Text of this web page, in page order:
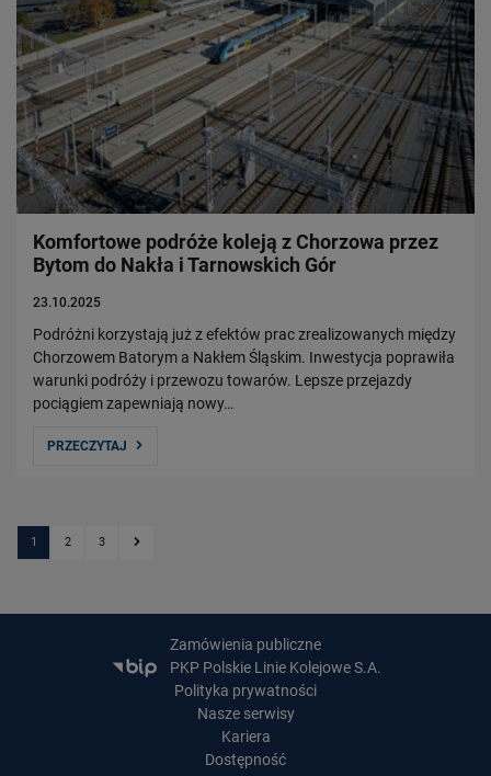
Komfortowe podróże koleją z Chorzowa przez
Bytom do Nakła i Tarnowskich Gór
23.10.2025
Podróżni korzystają już z efektów prac zrealizowanych między
Chorzowem Batorym a Nakłem Śląskim. Inwestycja poprawiła
warunki podróży i przewozu towarów. Lepsze przejazdy
pociągiem zapewniają nowy…
PRZECZYTAJ
1 2 3 Kolejna strona
Zamówienia publiczne
PKP Polskie Linie Kolejowe S.A.
Polityka prywatności
Nasze serwisy
Kariera
Dostępność